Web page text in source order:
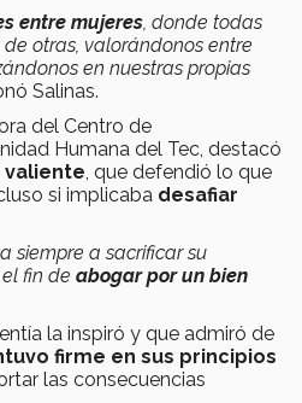
entre mujeres , donde todas
otras, valorándonos entre
en nuestras propias
Salinas.
del Centro de
Humana del Tec, destacó
valiente , que defendió lo que
si implicaba desafiar
siempre a sacrificar su
fin de abogar por un bien
la inspiró y que admiró de
firme en sus principios
las consecuencias